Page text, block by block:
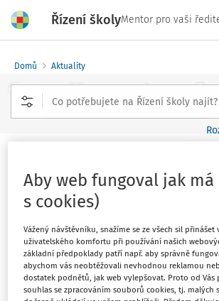
Řízení školyMentor pro vaši
Domů Aktuality
nevzniká sama od sebe
Vydáno :28. 6. 2026
1 minuta čtení
Zdroj:Řízení školy
Kultura sboru se utváří především v
každodenních drobnostech, které
Aby web fungoval jak
s cookies)
Vážený návštěvníku, snažíme se ze všech sil
uživatelského komfortu při používání našich
základní předpoklady patří např. aby správně
abychom vás neobtěžovali nevhodnou reklamou
dostatek podnětů, jak web vylepšovat. Proto od Vás
souhlas se zpracováním souborů cookies, tj. malých